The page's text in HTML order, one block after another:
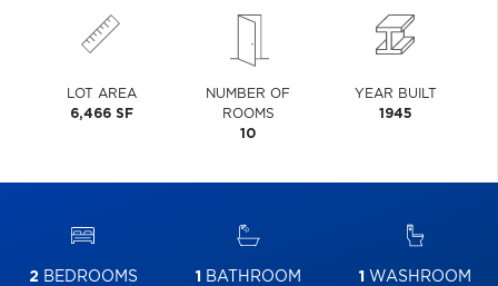
LOT AREA
6,466 SF
NUMBER OF
ROOMS
10
YEAR BUILT
1945
2BEDROOMS 1 BATHROOM 1 WASHROOM